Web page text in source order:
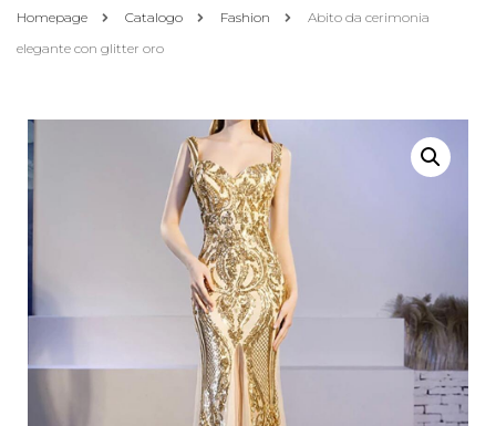
Homepage Catalogo Fashion
Abito da cerimonia
elegante con glitter oro